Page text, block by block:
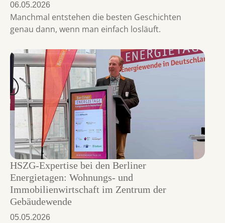
06.05.2026
Manchmal entstehen die besten Geschichten
genau dann, wenn man einfach losläuft.
HSZG-Expertise bei den Berliner
Energietagen: Wohnungs- und
Immobilienwirtschaft im Zentrum der
Gebäudewende
05.05.2026